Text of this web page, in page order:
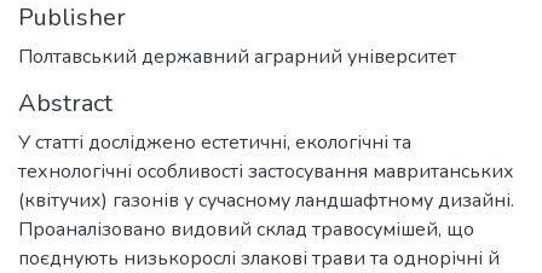
Publisher
Полтавський державний аграрний університет
Abstract
У статті досліджено естетичні, екологічні та
технологічні особливості застосування мавританських
(квітучих) газонів у сучасному ландшафтному дизайні.
Проаналізовано видовий склад травосумішей, що
поєднують низькорослі злакові трави та однорічні й